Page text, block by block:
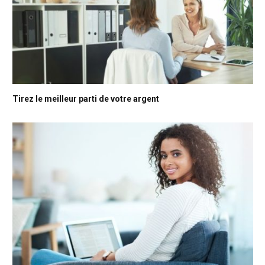
Tirez le meilleur parti de votre argent